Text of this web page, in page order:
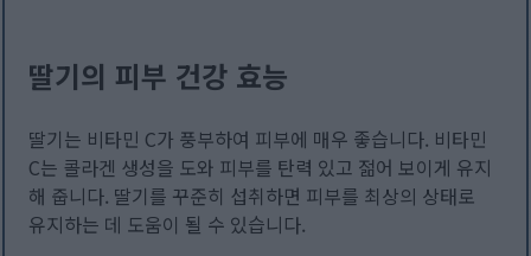
딸기의 피부 건강 효능
딸기는 비타민 C가 풍부하여 피부에 매우 좋습니다. 비타민
C는 콜라겐 생성을 도와 피부를 탄력 있고 젊어 보이게 유지
해 줍니다. 딸기를 꾸준히 섭취하면 피부를 최상의 상태로
유지하는 데 도움이 될 수 있습니다.